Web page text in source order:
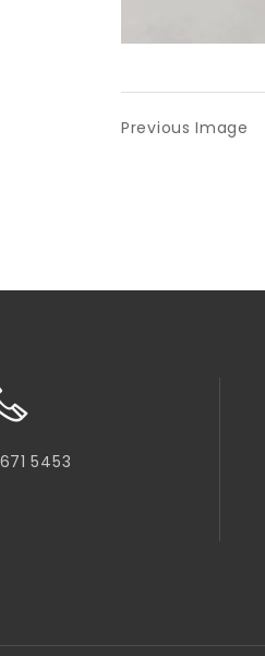
Previous Image
5453